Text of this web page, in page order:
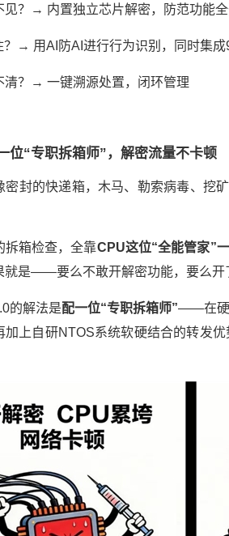
见？→ 内置独立芯片解密，防范功能
？→ 用AI防AI进行行为识别，同时集成
清？→ 一键溯源处置，闭环管理
位“专职拆箱师” ，解密流量不卡顿
密封的快递箱，木马、勒索病毒、挖
拆箱检查，全靠CPU这位“全能管家”
就是——要么不敢开解密功能，要么开
的解法是配一位“专职拆箱师”——在硬
加上自研NTOS系统软硬结合的转发